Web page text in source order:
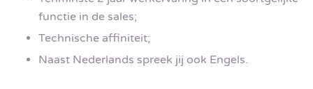
functie in de sales;
Technische affiniteit;
Naast Nederlands spreek jij ook Engels.